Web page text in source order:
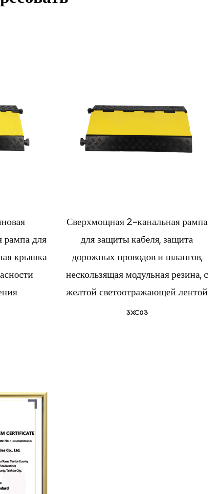
рампа для
крышка
Сверхмощная 2-канальная рампа
для защиты кабеля, защита
дорожных проводов и шлангов,
нескользящая модульная резина, с
желтой светоотражающей лентой
3XC03